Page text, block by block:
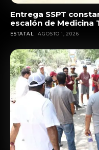
Entrega SSPT
escalón de Medicina
ESTATAL AGOSTO 1, 2026